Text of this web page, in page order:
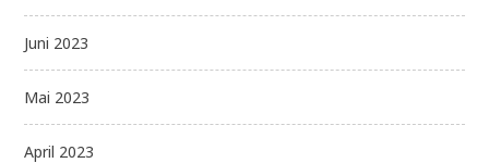
Juni 2023
Mai 2023
April 2023